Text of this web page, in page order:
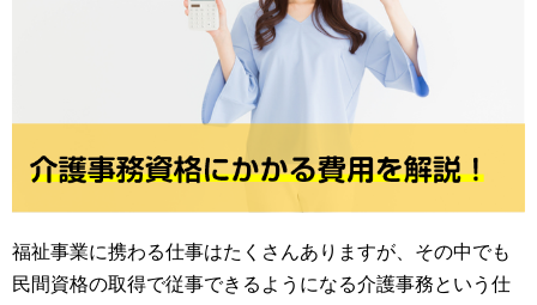
福祉事業に携わる仕事はたくさんありますが、その中でも
民間資格の取得で従事できるようになる介護事務という仕